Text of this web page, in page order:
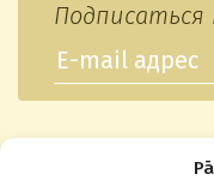
Подписаться
©